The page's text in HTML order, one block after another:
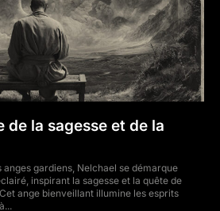
de la sagesse et de la
gardiens, Nelchael se démarque
inspirant la sagesse et la quête de
ange bienveillant illumine les esprits